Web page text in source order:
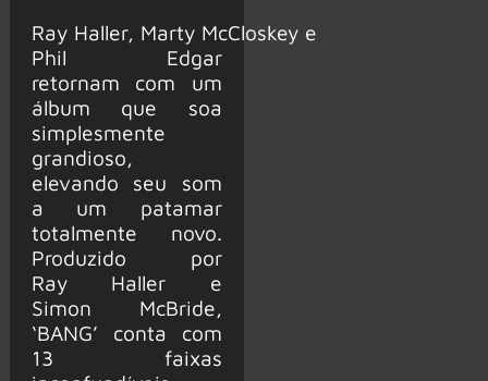
Ray Haller, Marty McCloskey e
Phil Edgar
retornam com um
álbum que soa
simplesmente
grandioso,
elevando seu som
a um patamar
totalmente novo.
Produzido por
Ray Haller e
Simon McBride,
‘BANG’ conta com
13 faixas